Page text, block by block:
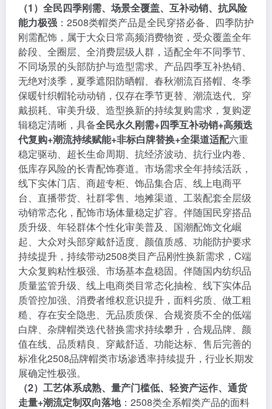
（1）全民四季刚需、场景全覆盖、互补动销、抗风险
能力极强 ：2508类帽类产品是全民穿搭必备、四季防护
刚需配饰，属于大众日常高频消费物资，受众覆盖全年
龄段、全圈层、全消费层级人群，适配全年不同季节、
不同场景的头部防护与造型需求。产品四季互补热销、
无绝对淡季，夏季遮阳防晒帽、春秋潮流百搭帽、冬季
保暖针织帽轮动动销，仅存在季节更替、潮流迭代、穿
戴损耗、审美升级、造型换新的持续复购需求，复购逻
辑稳定清晰，具备全民永久刚需+四季互补动销+高频迭
代复购+潮流持续赋能+非标白牌替换+全渠道适配六重
稳定驱动、超长生命周期、抗经济波动、抗行业内卷、
低库存风险的长青配饰赛道。市场需求全年持续活跃，
线下实体门店、商超专柜、饰品集合店、线上电商平
台、直播带货、社群零售、地摊渠道、工装配套全层级
动销常态化，配饰市场体量稳定扩容。伴随国民穿搭品
质升级、年轻群体个性化审美普及、国潮配饰文化崛
起、大众对头部穿戴舒适度、颜值质感、功能防护要求
持续提升，持续带动2508类目产品刚性换新需求，C端
大众复购粘性极强、市场基本盘稳固。伴随国内纺织品
质量监管升级、线上电商类目常态化抽检、线下实体品
质管控加强、消费者维权意识提升，面料劣质、做工粗
糙、存在安全隐患、无品质质保、合规资质不全的低端
白牌、杂牌帽类迭代替换需求持续攀升，合规品牌、颜
值在线、品质精良、穿戴舒适、功能达标、售后完善的
标准化2508品牌帽类市场渗透率持续提升，行业长期发
展确定性极强。
（2）工艺体系成熟、量产门槛低、轻资产运作、通货
走量+潮流定制双向落地：2508类全系帽类产品的面料